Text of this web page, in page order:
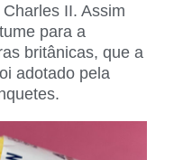
II. Assim
para a
britânicas, que a
adotado pela